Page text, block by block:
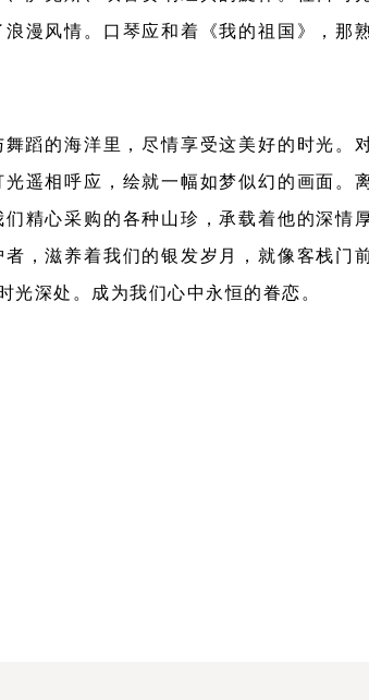
漫风情。口琴应和着《我的祖国》，那
蹈的海洋里，尽情享受这美好的时光。
遥相呼应，绘就一幅如梦似幻的画面。
精心采购的各种山珍，承载着他的深情
，滋养着我们的银发岁月，就像客栈门
深处。成为我们心中永恒的眷恋。